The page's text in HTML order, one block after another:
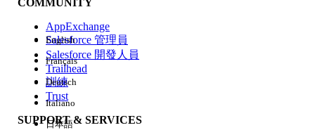
經驗
COMMUNITY
AppExchange
Salesforce 管理員
Salesforce 開發人員
Trailhead
訓練
Trust
SUPPORT & SERVICES
English
Français
Deutsch
Italiano
日本語